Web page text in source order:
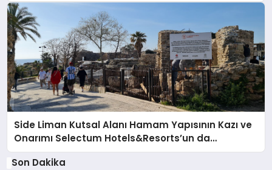
Side Liman Kutsal Alanı Hamam Yapısının Kazı ve
Onarımı Selectum Hotels&Resorts’un da
Katkılarıyla Tamamlandı
Son Dakika